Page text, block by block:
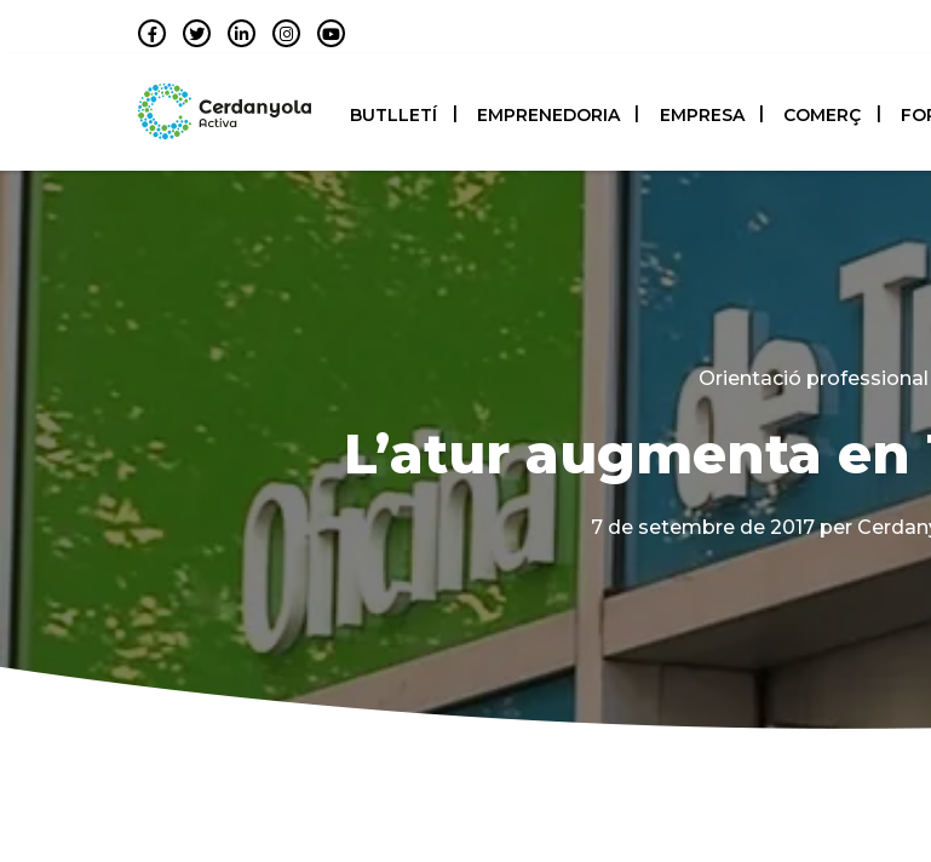
BUTLLETÍ EMPRENEDORIA EMPRESA COMERÇ
Categories
Orientació professional
L’atur augmenta en
7 de setembre de 2017 per